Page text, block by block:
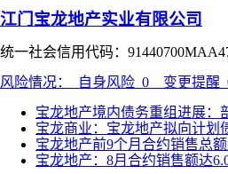
江门宝龙地产实业有限公司
统一社会信用代码：
风险情况：
自身风险 0 变更提醒
宝龙地产境内债务重组进展：
宝龙商业：宝龙地产拟向计划
宝龙地产前9个月合约销售总
宝龙地产：8月合约销售额达